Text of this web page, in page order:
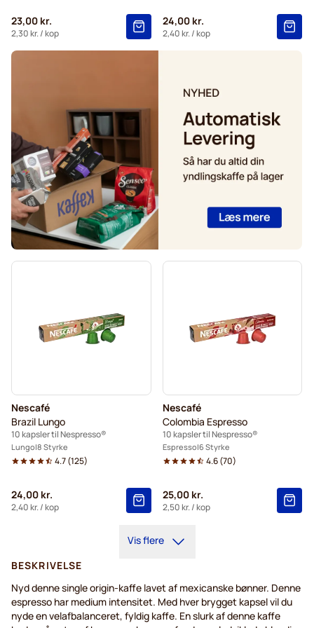
Belmio kaffekapsler til Nespresso®
Tonino Lamborghini kaffekapsler til Nespresso®
23,00 kr.
2,30 kr./ kop
24,00 kr.
2,40 kr./ kop
Nescafé
Brazil Lungo
10 kapsler til Nespresso®
Lungo 8 Styrke
4.7(125)
24,00 kr.
2,40 kr./ kop
Nescafé
Colombia Espresso
10 kapsler til Nespresso®
Espresso 6 Styrke
4.6(70)
25,00 kr.
2,50 kr./ kop
Vis flere
BESKRIVELSE
Nyd denne single origin-kaffe lavet af mexicanske bønner. Denne
espresso har medium intensitet. Med hver brygget kapsel vil du
nyde en velafbalanceret, fyldig kaffe. En slurk af denne kaffe